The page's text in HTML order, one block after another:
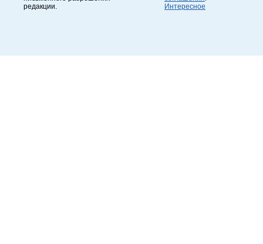
редакции.
Интересное